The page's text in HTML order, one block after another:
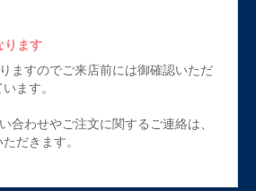
ります
ますのでご来店前には御確認いただ
ます。
合わせやご注文に関するご連絡は、
だきます。